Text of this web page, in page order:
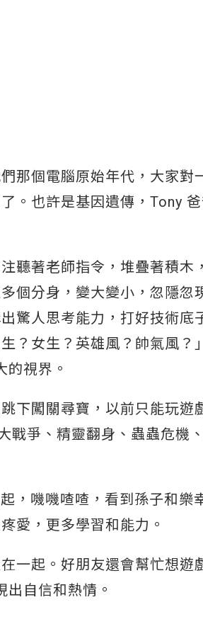
那個電腦原始年代，大家對
。也許是基因遺傳，Tony
聽著老師指令，堆疊著積木
個分身，變大變小，忽隱忽
驚人思考能力，打好技術底
？女生？英雄風？帥氣風？
視界。
下闖關尋寶，以前只能玩遊
戰爭、精靈翻身、蟲蟲危機
，嘰嘰喳喳，看到孫子和樂
愛，更多學習和能力。
一起。好朋友還會幫忙想遊
自信和熱情。